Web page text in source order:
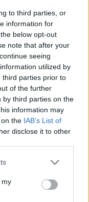
to third parties, or
information for
below opt-out
note that after your
seeing
utilized by
third parties prior to
of the further
by third parties on the
information may
the IAB’s List of
disclose it to other
my
a cuore
di essere
modo puntuale.
mons. angelo cairati